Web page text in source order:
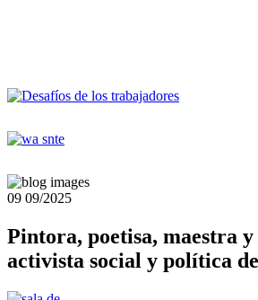
09 09/2025
Pintora, poetisa, maestra
activista social y política